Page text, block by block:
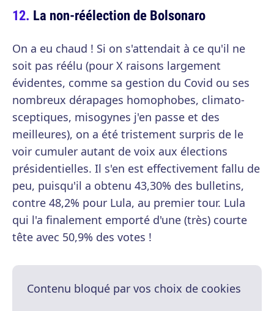
La non-réélection de Bolsonaro
On a eu chaud ! Si on s'attendait à ce qu'il ne
soit pas réélu (pour X raisons largement
évidentes, comme sa gestion du Covid ou ses
nombreux dérapages homophobes, climato-
sceptiques, misogynes j'en passe et des
meilleures), on a été tristement surpris de le
voir cumuler autant de voix aux élections
présidentielles. Il s'en est effectivement fallu de
peu, puisqu'il a obtenu 43,30% des bulletins,
contre 48,2% pour Lula, au premier tour. Lula
qui l'a finalement emporté d'une (très) courte
tête avec 50,9% des votes !
Contenu bloqué par vos choix de cookies